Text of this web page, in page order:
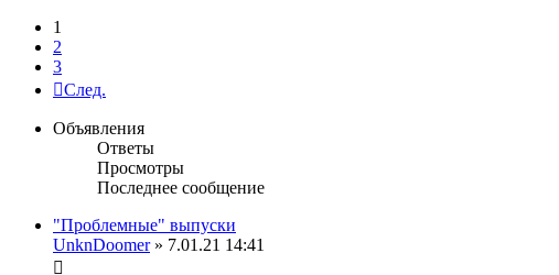
1
2
3
След.
Объявления
Ответы
Просмотры
Последнее сообщение
"Проблемные" выпуски
UnknDoomer» 7.01.21 14:41